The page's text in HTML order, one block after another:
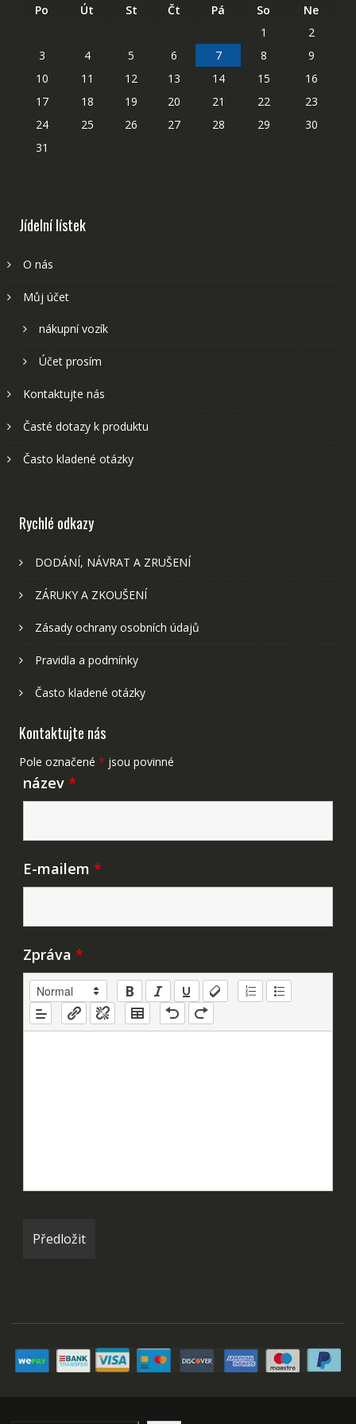
Po Út St Čt Pá So
Ne
1
2
3
4 5 6 7 8
9
10
11 12 13 14 15
16
17
18 19 20 21 22
23
24
25 26 27 28 29
30
31
Jídelní lístek
O nás
Můj účet
nákupní vozík
Účet prosím
Kontaktujte nás
Časté dotazy k produktu
Často kladené otázky
Rychlé odkazy
DODÁNÍ, NÁVRAT A ZRUŠENÍ
ZÁRUKY A ZKOUŠENÍ
Zásady ochrany osobních údajů
Pravidla a podmínky
Často kladené otázky
Kontaktujte nás
Pole označené * jsou povinné
název *
E-mailem *
Zpráva *